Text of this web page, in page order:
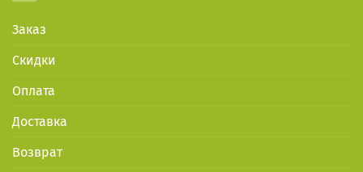
Заказ
Скидки
Оплата
Доставка
Возврат